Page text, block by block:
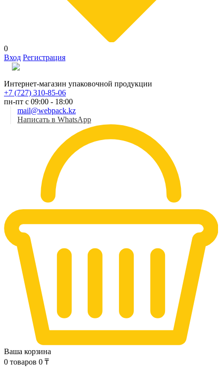
0
Вход Регистрация
Интернет-магазин упаковочной продукции
+7 (727) 310-85-06
пн-пт с 09:00 - 18:00
mail@webpack.kz
Написать в WhatsApp
Ваша корзина
0 товаров 0 ₸